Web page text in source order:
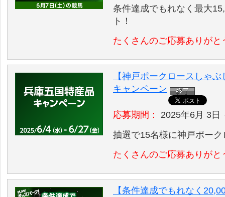
条件達成でもれなく最大
ト！
たくさんのご応募ありがと
【神戸ポークロースしゃ
キャンペーン
応募期間：
2025年6月 3日
抽選で15名様に神戸ポー
たくさんのご応募ありがと
【条件達成でもれなく